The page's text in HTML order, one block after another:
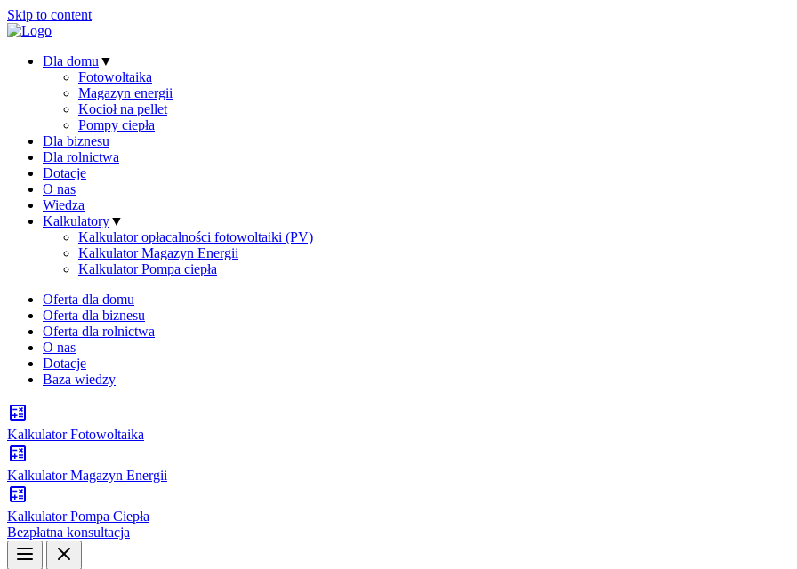
Skip to content
Dla domu ▼
Fotowoltaika
Magazyn energii
Kocioł na pellet
Pompy ciepła
Dla biznesu
Dla rolnictwa
Dotacje
O nas
Wiedza
Kalkulatory▼
Kalkulator opłacalności fotowoltaiki (PV)
Kalkulator Magazyn Energii
Kalkulator Pompa ciepła
Oferta dla domu
Oferta dla biznesu
Oferta dla rolnictwa
O nas
Dotacje
Baza wiedzy
Kalkulator Fotowoltaika
Kalkulator Magazyn Energii
Kalkulator Pompa Ciepła
Bezpłatna konsultacja